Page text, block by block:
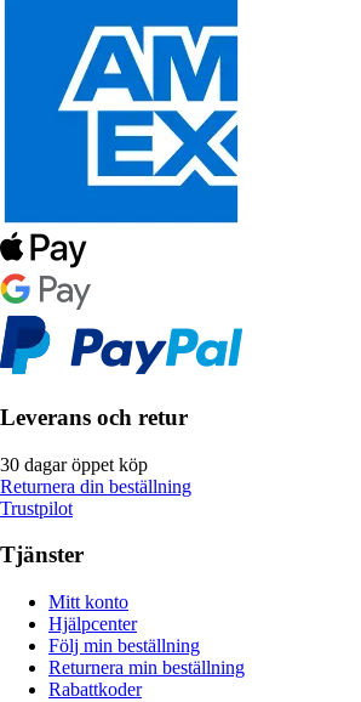
Leverans och retur
30 dagar öppet köp
Returnera din beställning
Trustpilot
Tjänster
Mitt konto
Hjälpcenter
Följ min beställning
Returnera min beställning
Rabattkoder